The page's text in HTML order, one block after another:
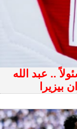
.. عبد الله
بيزيرا